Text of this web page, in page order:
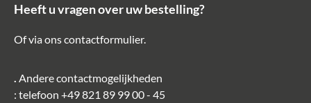
Pikore
Heeft u vragen over uw bestelling?
Of via onscontactformulier.
Andere contactmogelijkheden
: telefoon +49 821 89 99 00 - 45